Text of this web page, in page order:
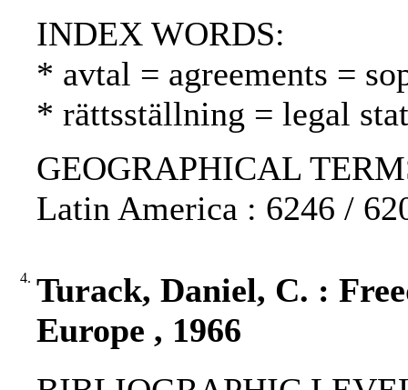
INDEX WORDS:
* avtal = agreements =
* rättsställning = legal
GEOGRAPHICAL
Latin America : 6246 /
4. Turack, Daniel, C. :
Europe , 1966